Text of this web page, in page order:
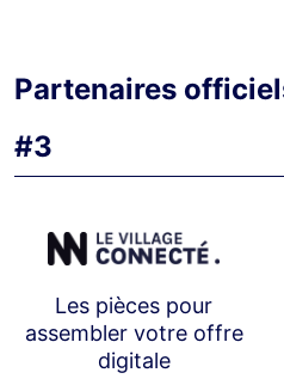
Partenaires
#3
Les pièces pour
assembler votre offre
digitale